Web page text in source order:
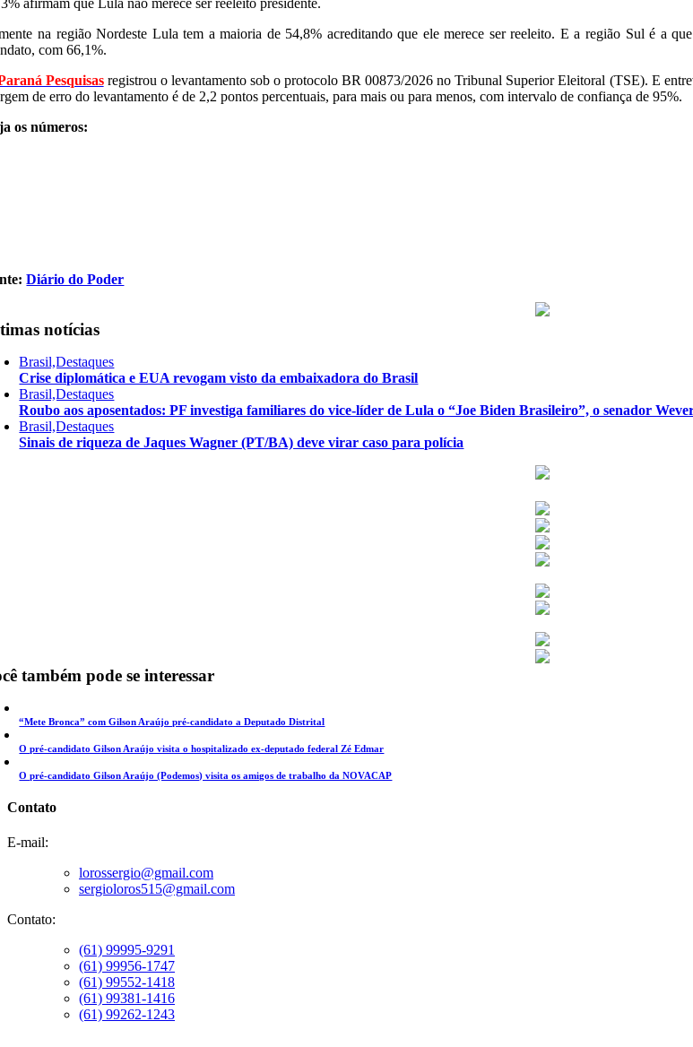
na região Nordeste Lula tem a maioria de 54,8% acreditando que ele merece ser reeleito. E a região Sul é a
com 66,1%.
Pesquisasregistrou o levantamento sob o protocolo BR 00873/2026 no Tribunal Superior Eleitoral (TSE). E
de erro do levantamento é de 2,2 pontos percentuais, para mais ou para menos, com intervalo de confiança de 95%.
os números:
Diário do Poder
notícias
Brasil,Destaques
Crise diplomática e EUA revogam visto da embaixadora do Brasil
Brasil,Destaques
Roubo aos aposentados: PF investiga familiares do vice-líder de Lula o “Joe Biden Brasileiro”, o senador
Brasil,Destaques
Sinais de riqueza de Jaques Wagner (PT/BA) deve virar caso para polícia
também pode se interessar
“Mete Bronca” com Gilson Araújo pré-candidato a Deputado Distrital
O pré-candidato Gilson Araújo visita o hospitalizado ex-deputado federal Zé Edmar
O pré-candidato Gilson Araújo (Podemos) visita os amigos de trabalho da NOVACAP
Contato
E-mail:
lorossergio@gmail.com
sergioloros515@gmail.com
Contato:
(61) 99995-9291
(61) 99956-1747
(61) 99552-1418
(61) 99381-1416
(61) 99262-1243